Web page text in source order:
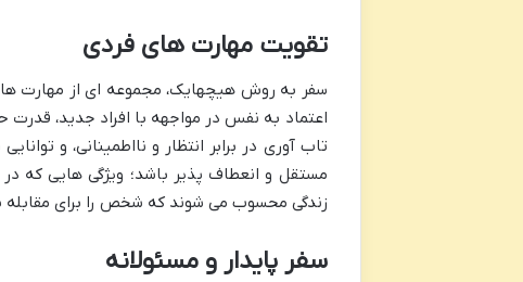
تقویت مهارت های فردی
سفر به روش هیچهایک، مجموعه ای از مهارت
اعتماد به نفس در مواجهه با افراد جدید،
تاب آوری در برابر انتظار و نااطمینانی، و
مستقل و انعطاف پذیر باشد؛ ویژگی هایی که در
زندگی محسوب می شوند که شخص را برای مقابله
سفر پایدار و مسئولانه